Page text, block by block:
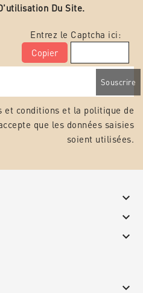
Du Site.
Entrez le Captcha ici:
Copier
et conditions et la politique de
que les données saisies
soient utilisées.



